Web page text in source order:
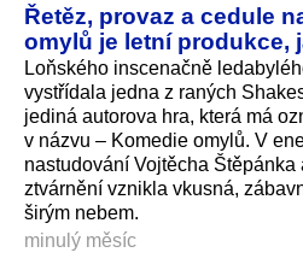
Řetěz, provaz a cedule
omylů je letní produkce,
Loňského inscenačně
vystřídala jedna z raných
jediná autorova hra, která má
v názvu – Komedie omylů. V
nastudování Vojtěcha
ztvárnění vznikla vkusná,
širým nebem.
minulý měsíc